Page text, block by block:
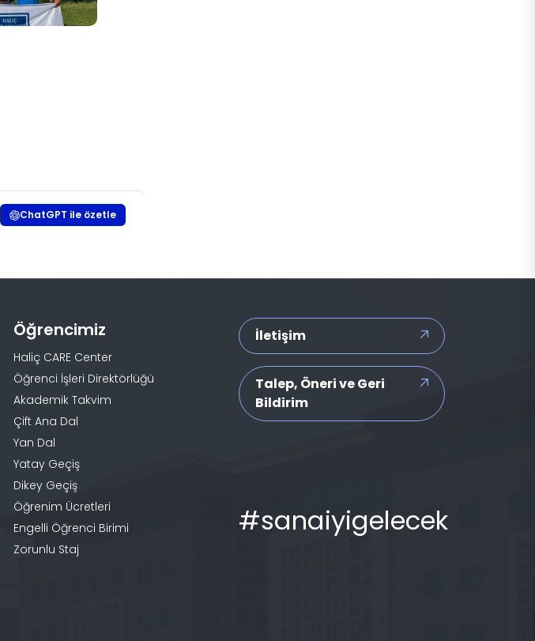
ChatGPT ile özetle
Öğrencimiz
Haliç CARE Center
Öğrenci İşleri Direktörlüğü
Akademik Takvim
Çift Ana Dal
Yan Dal
Yatay Geçiş
Dikey Geçiş
Öğrenim Ücretleri
Engelli Öğrenci Birimi
Zorunlu Staj
İletişim
Talep, Öneri ve Geri
Bildirim
#sanaiyigelecek